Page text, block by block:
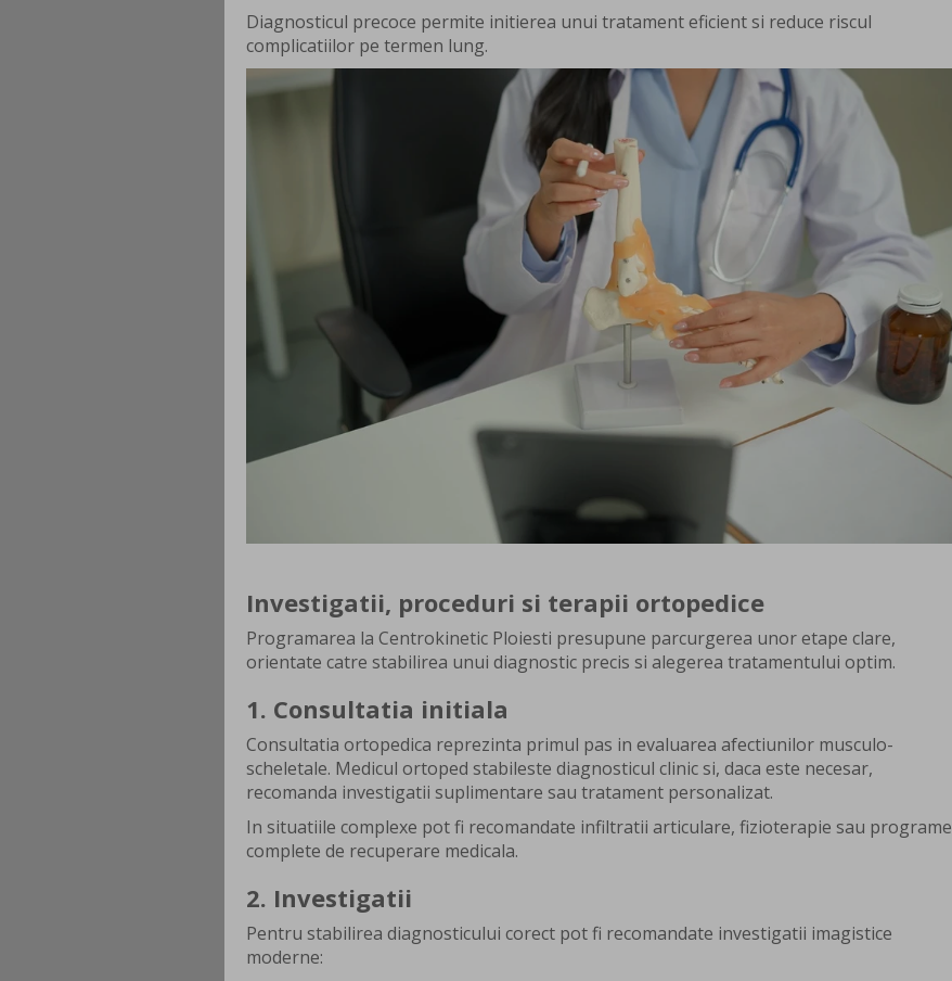
Diagnosticul precoce permite initierea unui tratament eficient si reduce riscul
complicatiilor pe termen lung.
Investigatii, proceduri si terapii ortopedice
Programarea la Centrokinetic Ploiesti presupune parcurgerea unor etape clare,
orientate catre stabilirea unui diagnostic precis si alegerea tratamentului optim.
1. Consultatia initiala
Consultatia ortopedica reprezinta primul pas in evaluarea afectiunilor musculo-
scheletale. Medicul ortoped stabileste diagnosticul clinic si, daca este necesar,
recomanda investigatii suplimentare sau tratament personalizat.
In situatiile complexe pot fi recomandate infiltratii articulare, fizioterapie sau programe
complete de recuperare medicala.
2. Investigatii
Pentru stabilirea diagnosticului corect pot fi recomandate investigatii imagistice
moderne: